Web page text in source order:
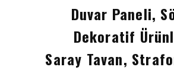
Alçıpan Vidası Satışı
Perakende Satış Firması
Duvar Paneli,
Dekoratif
Saray Tavan,